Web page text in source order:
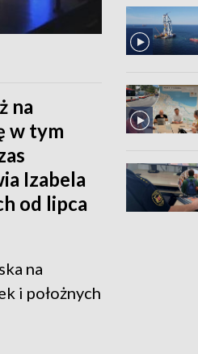
na
w tym
Izabela
od lipca
na
i położnych